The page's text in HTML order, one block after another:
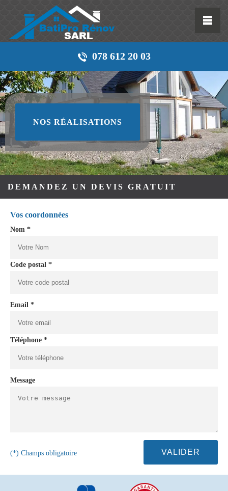
078 612 20 03
NOS RÉALISATIONS
DEMANDEZ UN DEVIS GRATUIT
Vos coordonnées
Nom *
Code postal *
Email *
Téléphone *
Message
(*) Champs obligatoire